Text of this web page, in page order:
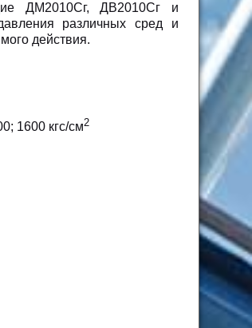
ДМ2010Сг, ДВ2010Сг и
различных сред и
действия.
1600 кгс/см2